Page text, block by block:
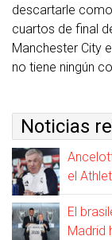
descartarle
cuartos de final
Manchester City
no tiene ningún
Noticias
el
El
Madrid